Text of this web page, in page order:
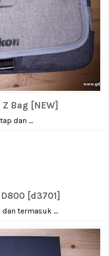
Z Bag [NEW]
dan ...
[d3701]
termasuk ...